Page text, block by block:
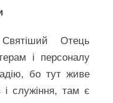
Отець
і персоналу
бо тут живе
служіння, там є